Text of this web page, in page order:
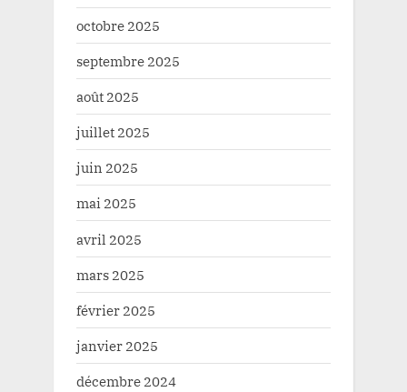
octobre 2025
septembre 2025
août 2025
juillet 2025
juin 2025
mai 2025
avril 2025
mars 2025
février 2025
janvier 2025
décembre 2024